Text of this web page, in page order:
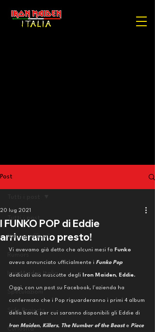
Post
Notizie ufficiali
Iron Maiden Italia
Speculazioni
Side Projects
Curiosità
I FUNKO POP di Eddie
arriveranno presto!
20 lug 2021
Vi avevamo già detto che alcuni mesi fa Funko
aveva annunciato ufficialmente i Funko Pop
dedicati alla mascotte degli Iron Maiden, Eddie.
Oggi, con un post su Facebook, l'azienda ha
confermato che i Pop riguarderanno i primi 4 album
della band, per cui saranno disponibili gli Eddie di
Iron Maiden, Killers, The Number of the Beast e Piece